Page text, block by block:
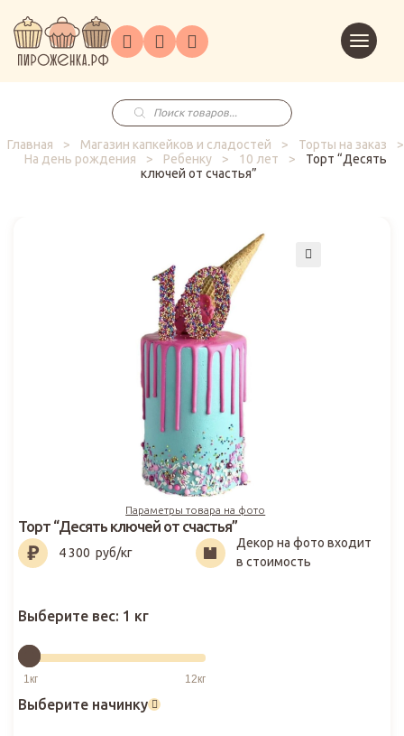
ГлавнаяКаталог
на
заказ
Праздники
Корпоративным
клиентам
в
корзину
Поиск
товаров
Главная
> Магазин капкейков и сладостей > Торты на заказ
>
На день рождения
> Ребенку > 10 лет >
Торт “Десять
ключей от счастья”
Параметры товара на фото
4 300₽
Торт “Десять ключей от счастья”
4 300 руб/кг
Декор на фото входит
в стоимость
Выберите вес: 1 кг
Выберите начинку